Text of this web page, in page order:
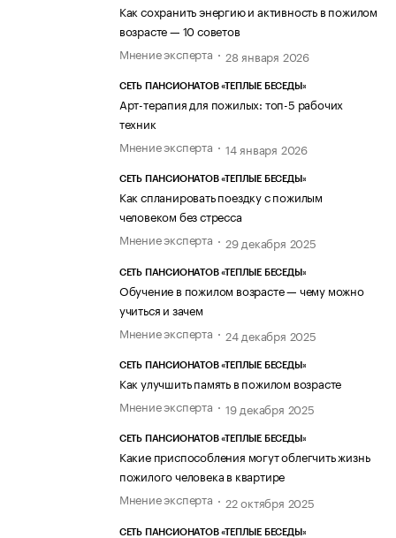
Как сохранить энергию и активность в пожилом
возрасте — 10 советов
Мнение эксперта
28 января 2026
СЕТЬ ПАНСИОНАТОВ «ТЕПЛЫЕ БЕСЕДЫ»
Арт-терапия для пожилых: топ-5 рабочих
техник
Мнение эксперта
14 января 2026
СЕТЬ ПАНСИОНАТОВ «ТЕПЛЫЕ БЕСЕДЫ»
Как спланировать поездку с пожилым
человеком без стресса
Мнение эксперта
29 декабря 2025
СЕТЬ ПАНСИОНАТОВ «ТЕПЛЫЕ БЕСЕДЫ»
Обучение в пожилом возрасте — чему можно
учиться и зачем
Мнение эксперта
24 декабря 2025
СЕТЬ ПАНСИОНАТОВ «ТЕПЛЫЕ БЕСЕДЫ»
Как улучшить память в пожилом возрасте
Мнение эксперта
19 декабря 2025
СЕТЬ ПАНСИОНАТОВ «ТЕПЛЫЕ БЕСЕДЫ»
Какие приспособления могут облегчить жизнь
пожилого человека в квартире
Мнение эксперта
22 октября 2025
СЕТЬ ПАНСИОНАТОВ «ТЕПЛЫЕ БЕСЕДЫ»